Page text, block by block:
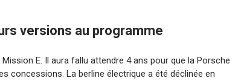
versions au programme
E. Il aura fallu attendre 4 ans pour que la Porsche
concessions. La berline électrique a été déclinée en